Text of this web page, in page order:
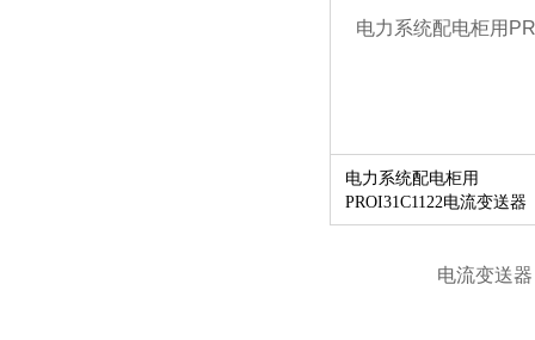
电力系统配电柜用
PROI31C1122电流变送器